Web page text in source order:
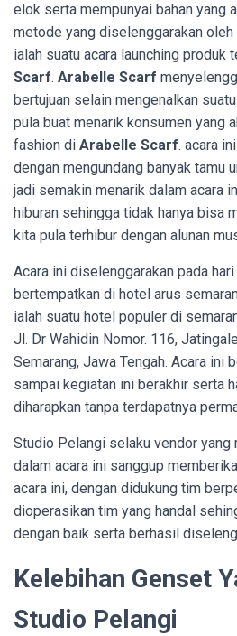
elok serta mempunyai bahan yang
metode yang diselenggarakan oleh
ialah suatu acara launching produk
Scarf. Arabelle Scarf
bertujuan selain mengenalkan
pula buat menarik konsumen yang
fashion di Arabelle Scarf. acara
dengan mengundang banyak tamu
jadi semakin menarik dalam acara
hiburan sehingga tidak hanya bisa
kita pula terhibur dengan alunan
Acara ini diselenggarakan pada
bertempatkan di hotel arus
ialah suatu hotel populer di
Jl. Dr Wahidin Nomor. 116,
Semarang, Jawa Tengah. Acara ini
sampai kegiatan ini berakhir serta
diharapkan tanpa terdapatnya
Studio Pelangi selaku vendor yang
dalam acara ini sanggup
acara ini, dengan didukung tim
dioperasikan tim yang handal
dengan baik serta berhasil
Kelebihan Genset
Studio Pelangi